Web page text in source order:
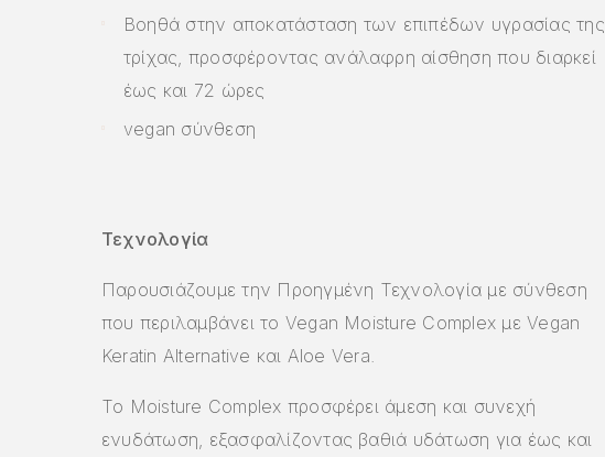
Βοηθά στην αποκατάσταση των επιπέδων υγρασίας της
τρίχας, προσφέροντας ανάλαφρη αίσθηση που διαρκεί
έως και 72 ώρες
vegan σύνθεση
Τεχνολογία
Παρουσιάζουμε την Προηγμένη Τεχνολογία με σύνθεση
που περιλαμβάνει το Vegan Moisture Complex με Vegan
Keratin Alternative και Aloe Vera.
Το Moisture Complex προσφέρει άμεση και συνεχή
ενυδάτωση, εξασφαλίζοντας βαθιά υδάτωση για έως και